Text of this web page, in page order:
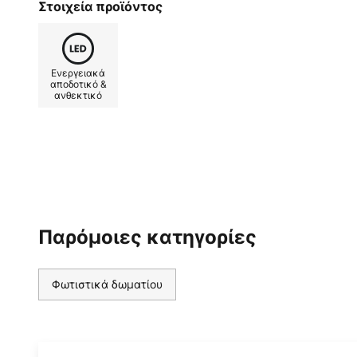
τοίχο, από όπου το φως
Στοιχεία προϊόντος
Ενεργειακά
αποδοτικό &
ανθεκτικό
Παρόμοιες κατηγορίες
Φωτιστικά δωματίου